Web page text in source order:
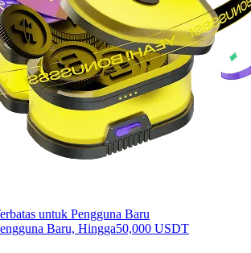
untuk Pengguna Baru
Baru, Hingga50,000 USDT